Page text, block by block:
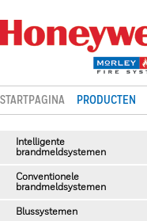
STARTPAGINA PRODUCTEN
Intelligente
brandmeldsystemen
Conventionele
brandmeldsystemen
Blussystemen